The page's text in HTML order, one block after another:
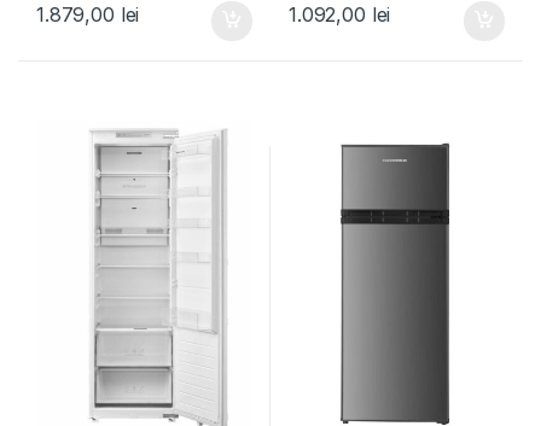
Compresor Dual Inverter,
Display, H 178cm, Argintiu
1.879,00 lei
mecanic, Iluminare LED, H
161cm, Alb
1.092,00 lei